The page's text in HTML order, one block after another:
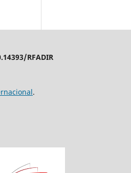
RFADIR
.